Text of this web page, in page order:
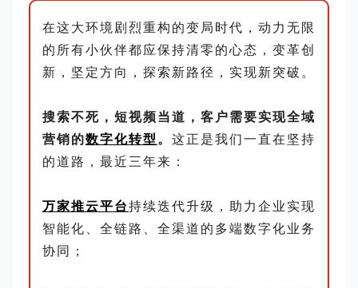
在这大环境剧烈重构的变局时代，动力无限
的所有小伙伴都应保持清零的心态，变革创
新，坚定方向，探索新路径，实现新突破。
搜索不死，短视频当道，客户需要实现全域
营销的数字化转型 。这正是我们一直在坚持
的道路，最近三年来：
万家推云平台持续迭代升级，助力企业实现
智能化、全链路、全渠道的多端数字化业务
协同；